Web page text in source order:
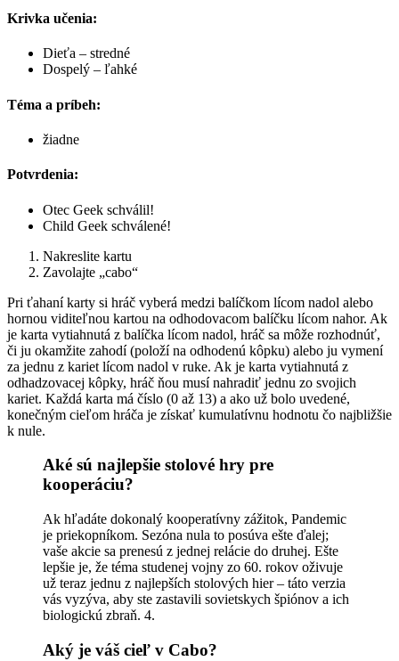
Krivka učenia:
Dieťa – stredné
Dospelý – ľahké
Téma a príbeh:
žiadne
Potvrdenia:
Otec Geek schválil!
Child Geek schválené!
Nakreslite kartu
Zavolajte „cabo“
Pri ťahaní karty si hráč vyberá medzi balíčkom lícom nadol alebo
hornou viditeľnou kartou na odhodovacom balíčku lícom nahor. Ak
je karta vytiahnutá z balíčka lícom nadol, hráč sa môže rozhodnúť,
či ju okamžite zahodí (položí na odhodenú kôpku) alebo ju vymení
za jednu z kariet lícom nadol v ruke. Ak je karta vytiahnutá z
odhadzovacej kôpky, hráč ňou musí nahradiť jednu zo svojich
kariet. Každá karta má číslo (0 až 13) a ako už bolo uvedené,
konečným cieľom hráča je získať kumulatívnu hodnotu čo najbližšie
k nule.
Aké sú najlepšie stolové hry pre
kooperáciu?
Ak hľadáte dokonalý kooperatívny zážitok, Pandemic
je priekopníkom. Sezóna nula to posúva ešte ďalej;
vaše akcie sa prenesú z jednej relácie do druhej. Ešte
lepšie je, že téma studenej vojny zo 60. rokov oživuje
už teraz jednu z najlepších stolových hier – táto verzia
vás vyzýva, aby ste zastavili sovietskych špiónov a ich
biologickú zbraň. 4.
Aký je váš cieľ v Cabo?